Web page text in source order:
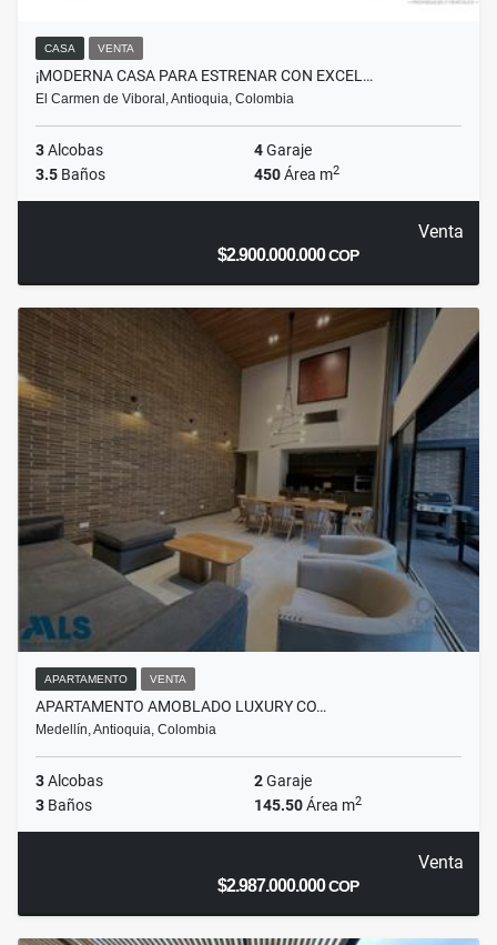
CASA VENTA
¡MODERNA CASA PARA ESTRENAR CON EXCEL…
El Carmen de Viboral, Antioquia, Colombia
3Alcobas 4Garaje
3.5 Baños 450Área m2
Venta
$2.900.000.000COP
APARTAMENTO VENTA
APARTAMENTO AMOBLADO LUXURY CO…
Medellín, Antioquia, Colombia
3Alcobas 2Garaje
3 Baños 145.50Área m2
Venta
$2.987.000.000COP